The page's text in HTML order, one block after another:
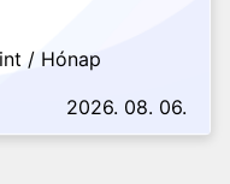
/ Hónap
2026. 08. 06.